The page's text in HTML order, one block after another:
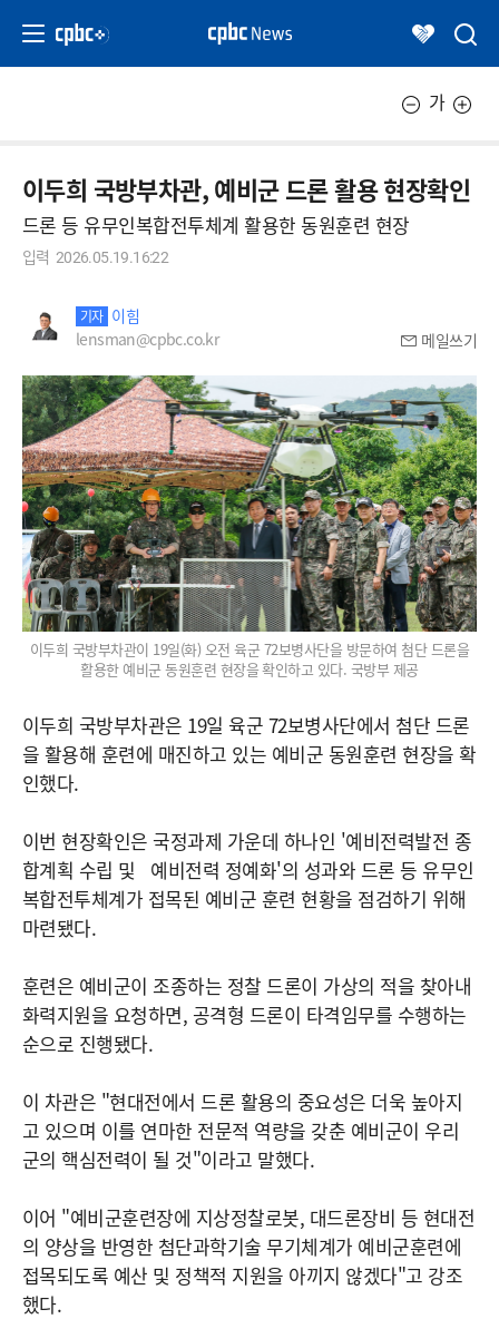
가
이두희 국방부차관, 예비군 드론 활용 현장확인
드론 등 유무인복합전투체계 활용한 동원훈련 현장
입력 2026.05.19.16:22
기자 이힘
lensman@cpbc.co.kr
메일쓰기
이두희 국방부차관이 19일(화) 오전 육군 72보병사단을 방문하여 첨단 드론을
활용한 예비군 동원훈련 현장을 확인하고 있다. 국방부 제공
이두희 국방부차관은 19일 육군 72보병사단에서 첨단 드론
을 활용해 훈련에 매진하고 있는 예비군 동원훈련 현장을 확
인했다.
이번 현장확인은 국정과제 가운데 하나인 '예비전력발전 종
합계획 수립 및 예비전력 정예화'의 성과와 드론 등 유무인
복합전투체계가 접목된 예비군 훈련 현황을 점검하기 위해
마련됐다.
훈련은 예비군이 조종하는 정찰 드론이 가상의 적을 찾아내
화력지원을 요청하면, 공격형 드론이 타격임무를 수행하는
순으로 진행됐다.
이 차관은 "현대전에서 드론 활용의 중요성은 더욱 높아지
고 있으며 이를 연마한 전문적 역량을 갖춘 예비군이 우리
군의 핵심전력이 될 것"이라고 말했다.
이어 "예비군훈련장에 지상정찰로봇, 대드론장비 등 현대전
의 양상을 반영한 첨단과학기술 무기체계가 예비군훈련에
접목되도록 예산 및 정책적 지원을 아끼지 않겠다"고 강조
했다.